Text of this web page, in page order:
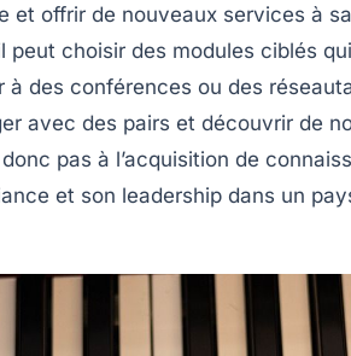
et offrir de nouveaux services à
peut choisir des modules ciblés
à des conférences ou des
avec des pairs et découvrir de
pas à l’acquisition de
et son leadership dans un